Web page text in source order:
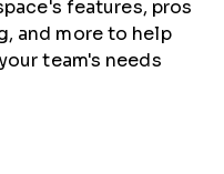
features, pros
and more to help
team's needs